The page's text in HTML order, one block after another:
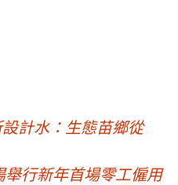
計水：生態苗鄉從
行新年首場零工僱用